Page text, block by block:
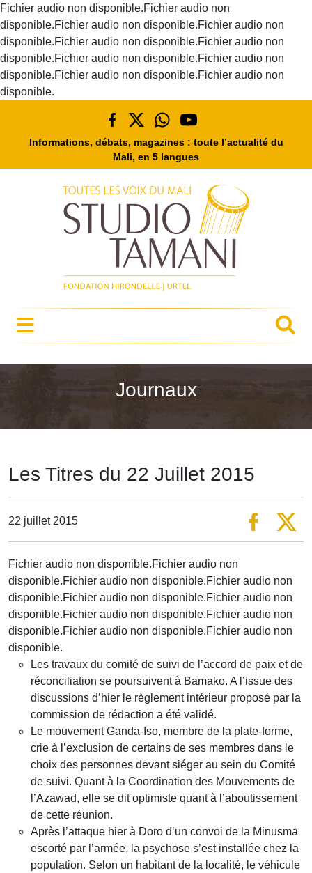
Fichier audio non disponible.Fichier audio non
disponible.Fichier audio non disponible.Fichier audio non
disponible.Fichier audio non disponible.Fichier audio non
disponible.Fichier audio non disponible.Fichier audio non
disponible.Fichier audio non disponible.Fichier audio non
disponible.
Informations, débats, magazines : toute l’actualité du
Mali, en 5 langues
Journaux
Les Titres du 22 Juillet 2015
22 juillet 2015
Fichier audio non disponible.Fichier audio non
disponible.Fichier audio non disponible.Fichier audio non
disponible.Fichier audio non disponible.Fichier audio non
disponible.Fichier audio non disponible.Fichier audio non
disponible.Fichier audio non disponible.Fichier audio non
disponible.
Les travaux du comité de suivi de l’accord de paix et de
réconciliation se poursuivent à Bamako. A l’issue des
discussions d’hier le règlement intérieur proposé par la
commission de rédaction a été validé.
Le mouvement Ganda-Iso, membre de la plate-forme,
crie à l’exclusion de certains de ses membres dans le
choix des personnes devant siéger au sein du Comité
de suivi. Quant à la Coordination des Mouvements de
l’Azawad, elle se dit optimiste quant à l’aboutissement
de cette réunion.
Après l’attaque hier à Doro d’un convoi de la Minusma
escorté par l’armée, la psychose s’est installée chez la
population. Selon un habitant de la localité, le véhicule